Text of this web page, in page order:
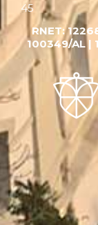
45
RNET:
100349/AL |